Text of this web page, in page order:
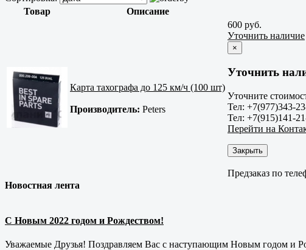
Товар
Описание
Карта тахографа до 125 км/ч (100 шт)
Производитель: Peters
600 руб.
Уточнить наличие
×
Уточнить
Уточните
Тел: +7(977)343-
Тел: +7(915)141-
Перейти на
Закрыть
Предзаказ по
Новостная лента
С Новым 2022 годом и Рождеством!
Уважаемые Друзья! Поздравляем Вас с наступающим Новым годом и